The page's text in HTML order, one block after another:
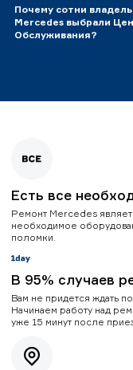
Почему сотни
Mercedes выбрали
Обслуживания?
Есть все
Ремонт Mercedes
необходимое
поломки.
В 95% случаев
Вам не придется ждать
Начинаем работу над
уже 15 минут после